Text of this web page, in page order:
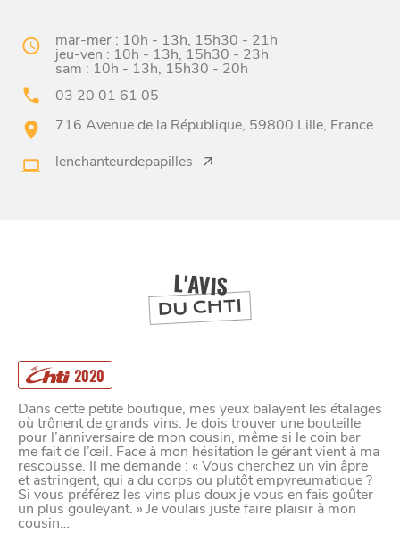
L'AVIS
DU CHTI
2020
Dans cette petite boutique, mes yeux balayent les étalages
où trônent de grands vins. Je dois trouver une bouteille
pour l’anniversaire de mon cousin, même si le coin bar
me fait de l’œil. Face à mon hésitation le gérant vient à ma
rescousse. Il me demande : « Vous cherchez un vin âpre
et astringent, qui a du corps ou plutôt empyreumatique ?
Si vous préférez les vins plus doux je vous en fais goûter
un plus gouleyant. » Je voulais juste faire plaisir à mon
cousin…
mar-mer : 10h - 13h, 15h30 - 21h
jeu-ven : 10h - 13h, 15h30 - 23h
sam : 10h - 13h, 15h30 - 20h
03 20 01 61 05
716 Avenue de la République, 59800 Lille, France
lenchanteurdepapilles
BONS PLANS ET ADRESSES
À LILLE ET SA RÉGION